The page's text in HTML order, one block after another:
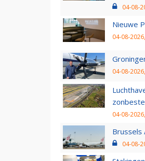
04-08-
Nieuwe
04-08-
04-08-
04-08-
04-08-